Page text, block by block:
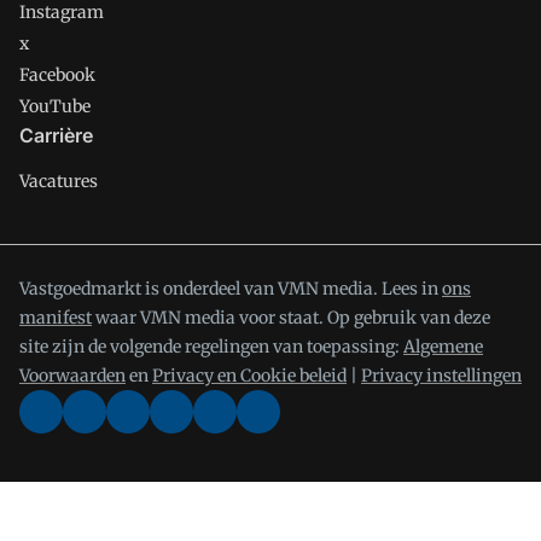
Instagram
x
Facebook
YouTube
Carrière
Vacatures
Vastgoedmarkt is onderdeel van VMN media. Lees inons
manifestwaar VMN media voor staat. Op gebruik van deze
site zijn de volgende regelingen van toepassing: Algemene
VoorwaardenenPrivacy en Cookie beleid Privacy instellingen